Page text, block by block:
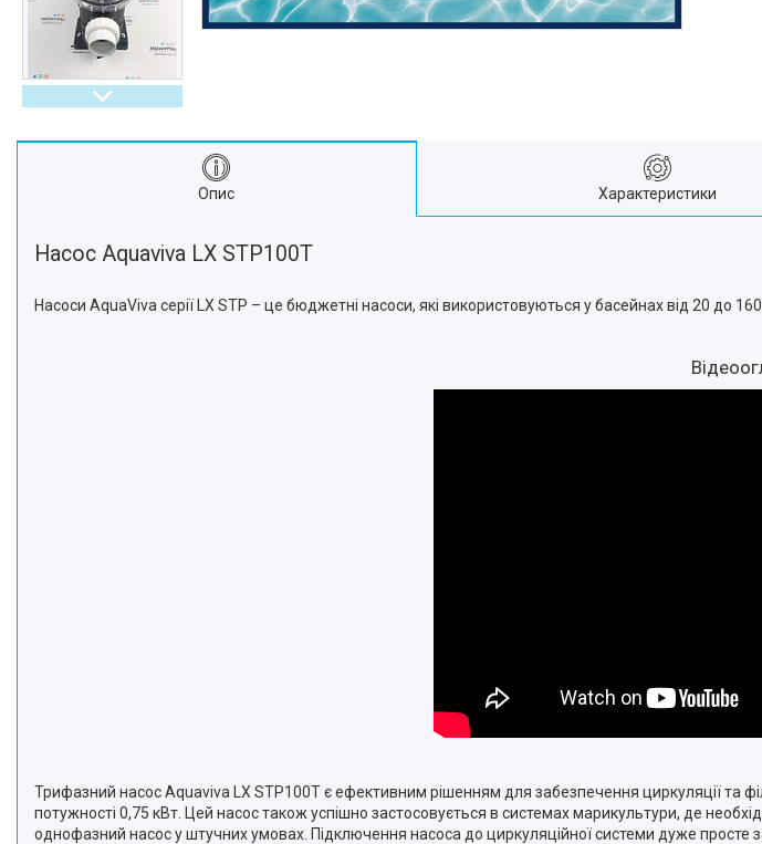
Опис Характеристики
Насос Aquaviva LX STP100T
Насоси AquaViva серії LX STP – це бюджетні насоси, які використовуються у басейнах від 20 до 160
Трифазний насос Aquaviva LX STP100T є ефективним рішенням для забезпечення циркуляції та
потужності 0,75 кВт. Цей насос також успішно застосовується в системах марикультури, де
однофазний насос у штучних умовах. Підключення насоса до циркуляційної системи дуже просте